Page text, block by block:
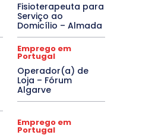
Fisioterapeuta para
Serviço ao
Domicílio – Almada
Emprego em
Portugal
Operador(a) de
Loja – Fórum
Algarve
Emprego em
Portugal